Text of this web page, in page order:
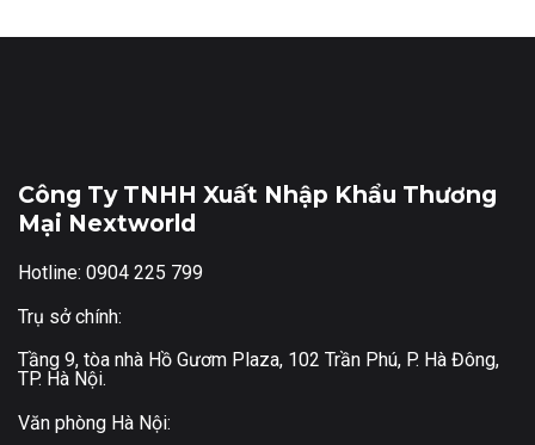
Công Ty TNHH Xuất Nhập Khẩu Thương
Mại Nextworld
Hotline: 0904 225 799
Trụ sở chính:
Tầng 9, tòa nhà Hồ Gươm Plaza, 102 Trần Phú, P. Hà Đông,
TP. Hà Nội.
Văn phòng Hà Nội: